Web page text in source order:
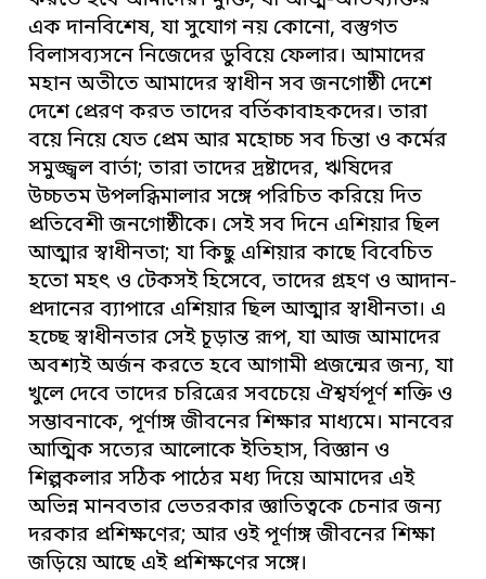
এক দানবিশেষ, যা সুযোগ নয় কোনো, বস্তুগত
বিলাসব্যসনে নিজেদের ডুবিয়ে ফেলার। আমাদের
মহান অতীতে আমাদের স্বাধীন সব জনগোষ্ঠী দেশে
দেশে প্রেরণ করত তাদের বর্তিকাবাহকদের। তারা
বয়ে নিয়ে যেত প্রেম আর মহোচ্চ সব চিন্তা ও কর্মের
সমুজ্জ্বল বার্তা; তারা তাদের দ্রষ্টাদের, ঋষিদের
উচ্চতম উপলব্ধিমালার সঙ্গে পরিচিত করিয়ে দিত
প্রতিবেশী জনগোষ্ঠীকে। সেই সব দিনে এশিয়ার ছিল
আত্মার স্বাধীনতা; যা কিছু এশিয়ার কাছে বিবেচিত
হতো মহৎ ও টেকসই হিসেবে, তাদের গ্রহণ ও আদান-
প্রদানের ব্যাপারে এশিয়ার ছিল আত্মার স্বাধীনতা। এ
হচ্ছে স্বাধীনতার সেই চূড়ান্ত রূপ, যা আজ আমাদের
অবশ্যই অর্জন করতে হবে আগামী প্রজন্মের জন্য, যা
খুলে দেবে তাদের চরিত্রের সবচেয়ে ঐশ্বর্যপূর্ণ শক্তি ও
সম্ভাবনাকে, পূর্ণাঙ্গ জীবনের শিক্ষার মাধ্যমে। মানবের
আত্মিক সত্যের আলোকে ইতিহাস, বিজ্ঞান ও
শিল্পকলার সঠিক পাঠের মধ্য দিয়ে আমাদের এই
অভিন্ন মানবতার ভেতরকার জ্ঞাতিত্বকে চেনার জন্য
দরকার প্রশিক্ষণের; আর ওই পূর্ণাঙ্গ জীবনের শিক্ষা
জড়িয়ে আছে এই প্রশিক্ষণের সঙ্গে।